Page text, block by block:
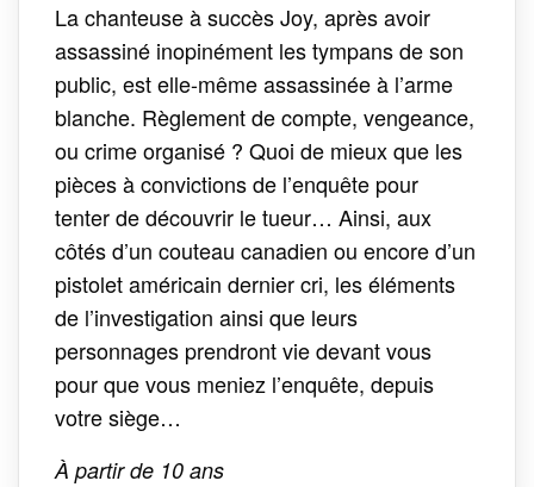
La chanteuse à succès Joy, après avoir
assassiné inopinément les tympans de son
public, est elle-même assassinée à l’arme
blanche. Règlement de compte, vengeance,
ou crime organisé ? Quoi de mieux que les
pièces à convictions de l’enquête pour
tenter de découvrir le tueur… Ainsi, aux
côtés d’un couteau canadien ou encore d’un
pistolet américain dernier cri, les éléments
de l’investigation ainsi que leurs
personnages prendront vie devant vous
pour que vous meniez l’enquête, depuis
votre siège…
À partir de 10 ans